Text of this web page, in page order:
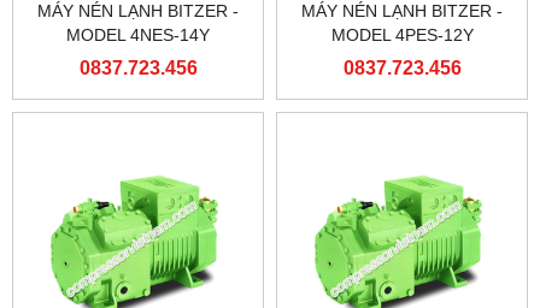
MÁY NÉN LẠNH BITZER -
MODEL 4NES-14Y
0837.723.456
MÁY NÉN LẠNH BITZER -
MODEL 4PES-12Y
0837.723.456